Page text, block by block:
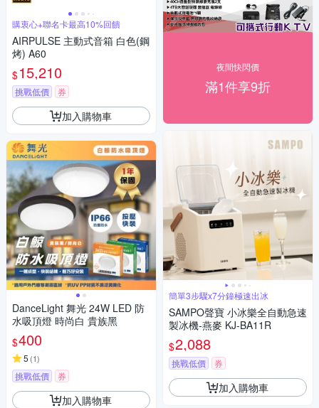
購衷心+聯名卡最高10%回饋
AIRPULSE 主動式音箱 白色(鋼
烤) A60
$15,210
挑戰低價 券
加入購物車
DanceLight 舞光 24W LED 防
水吸頂燈 時尚白 貴族黑
$400
5 (1)
挑戰低價 券
加入購物車
夜間快閃價
滿1件享9折
簡單3步驟x7分鐘極速出冰
SAMPO聲寶 小冰樂全自動急速
製冰機-燕麥 KJ-BA11R
$2,088
挑戰低價 券
加入購物車